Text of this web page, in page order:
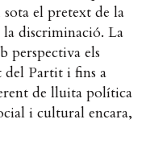
el pretext de la
discriminació. La
perspectiva els
Partit i fins a
de lluita política
i cultural encara,